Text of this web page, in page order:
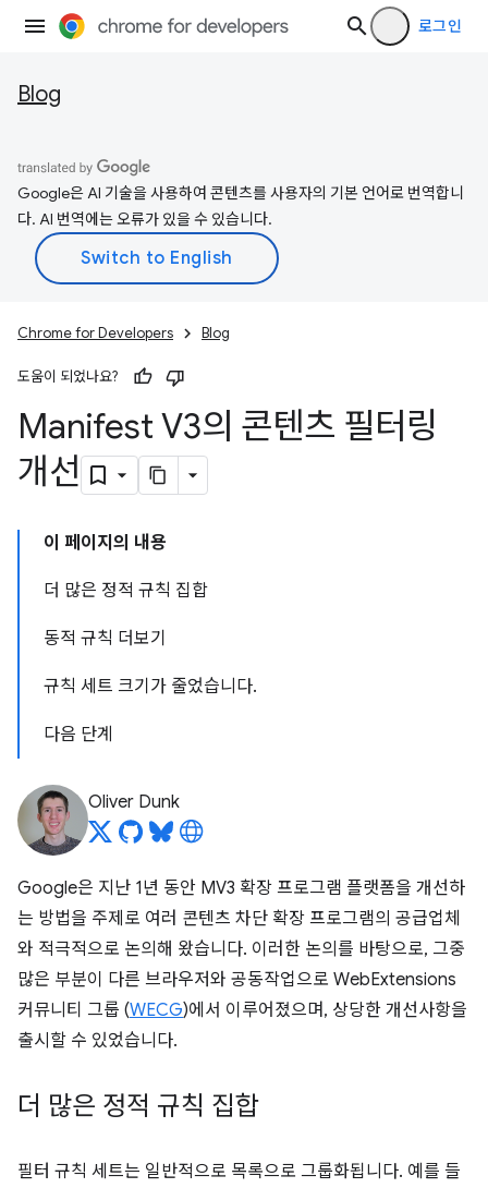
로그인
Blog
Google은 AI 기술을 사용하여 콘텐츠를 사용자의 기본 언어로 번역합니
다. AI 번역에는 오류가 있을 수 있습니다.
Chrome for Developers Blog
도움이 되었나요?
Manifest V3의 콘텐츠 필터링
개선
이 페이지의 내용
더 많은 정적 규칙 집합
동적 규칙 더보기
규칙 세트 크기가 줄었습니다.
다음 단계
Oliver Dunk
Google은 지난 1년 동안 MV3 확장 프로그램 플랫폼을 개선하
는 방법을 주제로 여러 콘텐츠 차단 확장 프로그램의 공급업체
와 적극적으로 논의해 왔습니다. 이러한 논의를 바탕으로, 그중
많은 부분이 다른 브라우저와 공동작업으로 WebExtensions
커뮤니티 그룹 (WECG)에서 이루어졌으며, 상당한 개선사항을
출시할 수 있었습니다.
더 많은 정적 규칙 집합
필터 규칙 세트는 일반적으로 목록으로 그룹화됩니다. 예를 들